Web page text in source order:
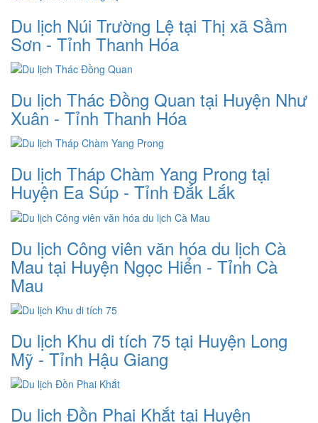
Du lịch Núi Trường Lệ tại Thị xã Sầm
Sơn - Tỉnh Thanh Hóa
Du lịch Thác Đồng Quan tại Huyện Như
Xuân - Tỉnh Thanh Hóa
Du lịch Tháp Chàm Yang Prong tại
Huyện Ea Súp - Tỉnh Đắk Lắk
Du lịch Công viên văn hóa du lịch Cà
Mau tại Huyện Ngọc Hiển - Tỉnh Cà
Mau
Du lịch Khu di tích 75 tại Huyện Long
Mỹ - Tỉnh Hậu Giang
Du lịch Đồn Phai Khắt tại Huyện